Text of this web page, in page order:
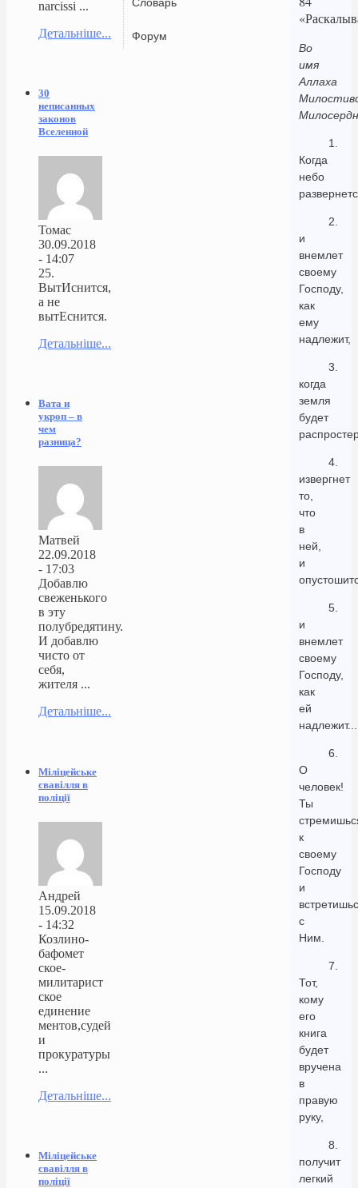
Форум
Во
имя
Аллаха
1.
Когда
небо
2.
и
внемлет
своему
Господу,
как
ему
надлежит,
3.
когда
земля
будет
4.
извергнет
то,
что
в
ней,
и
5.
и
внемлет
своему
Господу,
как
ей
надлежит...
6.
О
человек!
Ты
к
своему
Господу
и
с
Ним.
7.
Тот,
кому
его
книга
будет
вручена
в
правую
руку,
8.
получит
легкий
narcissi ...
Детальніше...
30
неписанных
законов
Вселенной
Томас
30.09.2018
- 14:07
25.
ВытИснится,
а не
вытЕснится.
Детальніше...
Вата и
укроп – в
чем
разница?
Матвей
22.09.2018
- 17:03
Добавлю
свеженького
в эту
полубредятину.
И добавлю
чисто от
себя,
жителя ...
Детальніше...
Міліцейське
свавілля в
поліції
Андрей
15.09.2018
- 14:32
Козлино-
бафомет
ское-
милитарист
ское
единение
ментов,судей
и
прокуратуры
...
Детальніше...
Міліцейське
свавілля в
поліції